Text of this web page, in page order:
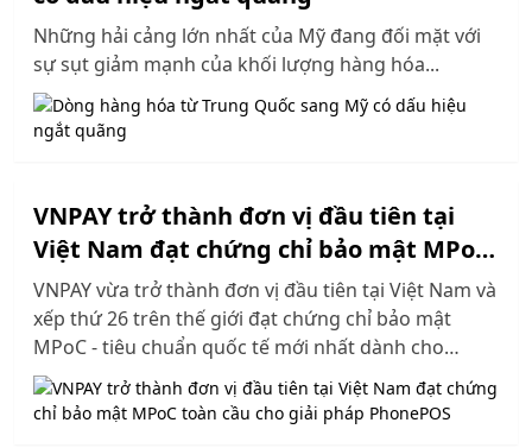
Những hải cảng lớn nhất của Mỹ đang đối mặt với
sự sụt giảm mạnh của khối lượng hàng hóa...
VNPAY trở thành đơn vị đầu tiên tại
Việt Nam đạt chứng chỉ bảo mật MPoC
toàn cầu cho giải pháp PhonePOS
VNPAY vừa trở thành đơn vị đầu tiên tại Việt Nam và
xếp thứ 26 trên thế giới đạt chứng chỉ bảo mật
MPoC - tiêu chuẩn quốc tế mới nhất dành cho
thanh toán di động. Đây là bước tiến quan trọng
trong hành trình đưa thanh toán không tiền mặt
đến gần hơn với người dân, từ hộ kinh doanh nhỏ